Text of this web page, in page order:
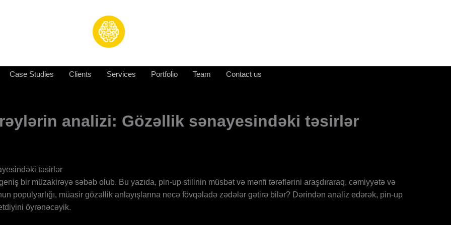
Case Studies Clients Services Portfolio Team Contact us
analizi: Gözəllik sənayesindəki təsirlər
təsirlər
bir müzakirəyə səbəb olub. Bu yazıda, pin-up stilinin müsbət və mənfi tərəflərini araşdıraraq, cəmiyyətə və
populyarlığı, müasir gözəllik anlayışlarına necə fövqəladə zədələr gətirə bilər? Dərindən analiz edərək, pin-up
öyrənəcəyik.